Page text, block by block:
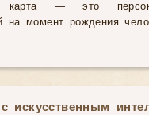
карта — это
на момент рождения
искусственным